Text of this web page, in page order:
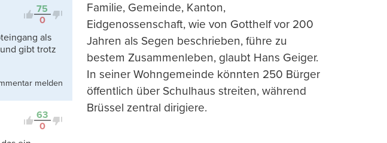
75
0
als
gibt trotz
melden
63
0
Familie, Gemeinde, Kanton,
Eidgenossenschaft, wie von Gotthelf vor 200
Jahren als Segen beschrieben, führe zu
bestem Zusammenleben, glaubt Hans Geiger.
In seiner Wohngemeinde könnten 250 Bürger
öffentlich über Schulhaus streiten, während
Brüssel zentral dirigiere.